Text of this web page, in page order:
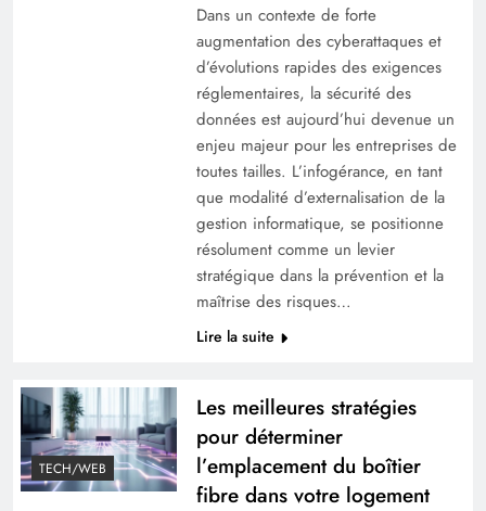
Les meilleures stratégies pour déterminer
l’emplacement du boîtier fibre dans votre
de chien
Dans un contexte de forte
augmentation des cyberattaques et
d’évolutions rapides des exigences
réglementaires, la sécurité des
données est aujourd’hui devenue un
enjeu majeur pour les entreprises de
toutes tailles. L’infogérance, en tant
que modalité d’externalisation de la
gestion informatique, se positionne
résolument comme un levier
stratégique dans la prévention et la
maîtrise des risques…
Lire la suite
TECH/WEB
Les meilleures stratégies
pour déterminer
l’emplacement du boîtier
fibre dans votre logement